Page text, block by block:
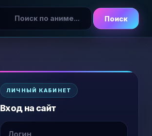
Поиск
ЛИЧНЫЙ КАБИНЕТ
Вход на сайт